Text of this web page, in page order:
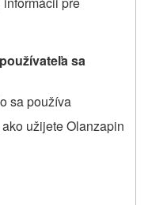
sa
sa používa
užijete Olanzapin